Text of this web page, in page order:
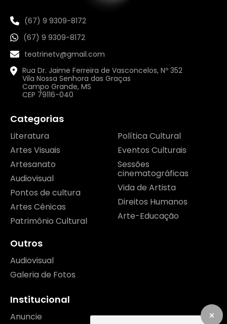
(67) 9 9309-8172
(67) 9 9309-8172
teatrinetv@gmail.com
Rua Dr. Jaime Ferreira de Vasconcelos, Nº 352
Vila Nossa Senhora das Graças
Campo Grande, MS
CEP 79116-040
Categorias
Literatura
Artes Visuais
Artesanato
Audiovisual
Pontos de cultura
Artes Cênicas
Patrimônio Cultural
Política Cultural
Eventos Culturais
Sessões
cinematográficas
Vida de Artista
Direitos Humanos
Arte-Educação
Outros
Audiovisual
Galeria de Fotos
Institucional
Anuncie